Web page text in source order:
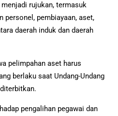
rujukan, termasuk
personel, pembiayaan, aset,
daerah induk dan daerah
pelimpahan aset harus
berlaku saat Undang-Undang
pengalihan pegawai dan